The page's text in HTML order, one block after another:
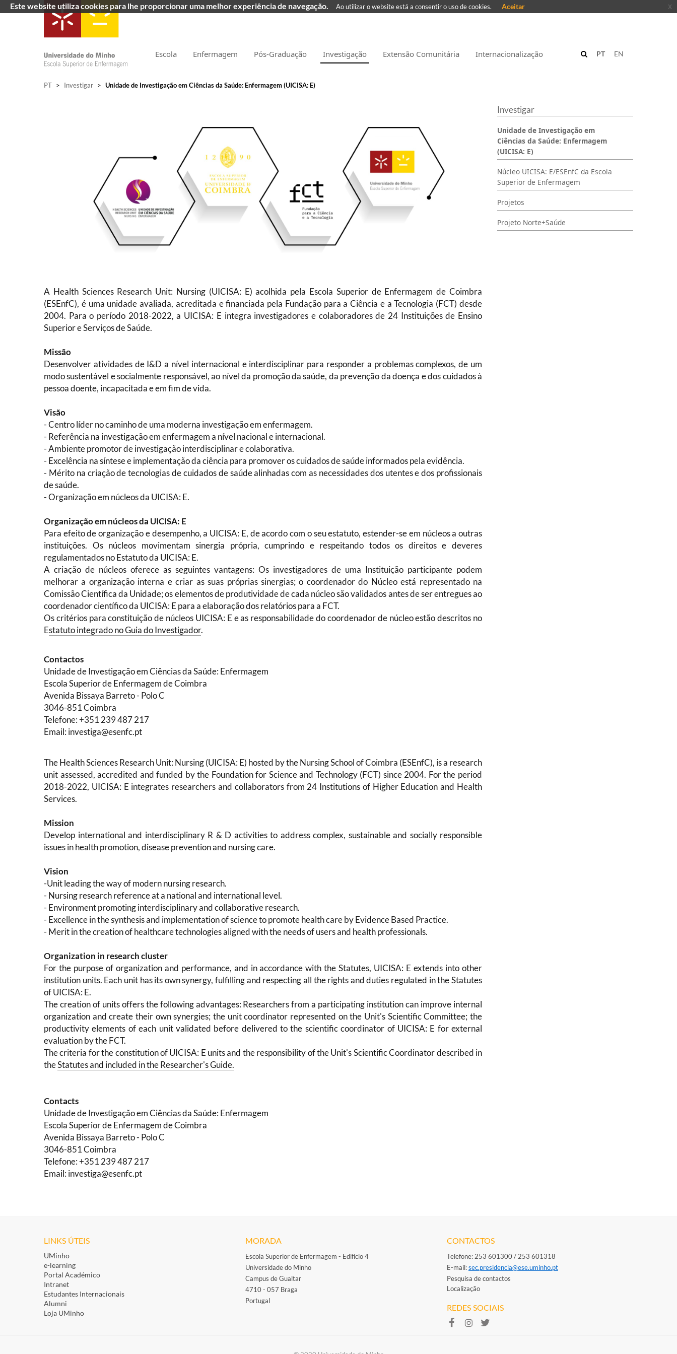
Escola Enfermagem Pós-Graduação Investigação Extensão Comunitária Internacionalização EN
PT
PT > Investigar > Unidade de Investigação em Ciências da Saúde: Enfermagem (UICISA: E)
A Health Sciences Research Unit: Nursing (UICISA: E) acolhida pela Escola Superior de Enfermagem de Coimbra
(ESEnfC), é uma unidade avaliada, acreditada e financiada pela Fundação para a Ciência e a Tecnologia (FCT) desde
2004. Para o período 2018-2022, a UICISA: E integra investigadores e colaboradores de 24 Instituições de Ensino
Superior e Serviços de Saúde.
Missão
Desenvolver atividades de I&D a nível internacional e interdisciplinar para responder a problemas complexos, de um
modo sustentável e socialmente responsável, ao nível da promoção da saúde, da prevenção da doença e dos cuidados à
pessoa doente, incapacitada e em fim de vida.
Visão
- Centro líder no caminho de uma moderna investigação em enfermagem.
- Referência na investigação em enfermagem a nível nacional e internacional.
- Ambiente promotor de investigação interdisciplinar e colaborativa.
- Excelência na síntese e implementação da ciência para promover os cuidados de saúde informados pela evidência.
- Mérito na criação de tecnologias de cuidados de saúde alinhadas com as necessidades dos utentes e dos profissionais
de saúde.
- Organização em núcleos da UICISA: E.
Organização em núcleos da UICISA: E
Para efeito de organização e desempenho, a UICISA: E, de acordo com o seu estatuto, estender-se em núcleos a outras
instituições. Os núcleos movimentam sinergia própria, cumprindo e respeitando todos os direitos e deveres
regulamentados no Estatuto da UICISA: E.
A criação de núcleos oferece as seguintes vantagens: Os investigadores de uma Instituição participante podem
melhorar a organização interna e criar as suas próprias sinergias; o coordenador do Núcleo está representado na
Comissão Científica da Unidade; os elementos de produtividade de cada núcleo são validados antes de ser entregues ao
coordenador científico da UICISA: E para a elaboração dos relatórios para a FCT.
Os critérios para constituição de núcleos UICISA: E e as responsabilidade do coordenador de núcleo estão descritos no
Estatuto integrado no Guia do Investigador.
Contactos
Unidade de Investigação em Ciências da Saúde: Enfermagem
Escola Superior de Enfermagem de Coimbra
Avenida Bissaya Barreto - Polo C
3046-851 Coimbra
Telefone: +351 239 487 217
Email: investiga@esenfc.pt
TheHealth Sciences Research Unit: Nursing (UICISA: E) hosted by the Nursing School of Coimbra (ESEnfC), is a research
unit assessed, accredited and funded by the Foundation for Science and Technology (FCT) since 2004. For the period
2018-2022, UICISA: E integrates researchers and collaborators from 24 Institutions of Higher Education and Health
Services.
Mission
Develop international and interdisciplinary R & D activities to address complex, sustainable and socially responsible
issues in health promotion, disease prevention and nursing care.
Vision
-Unit leading the way of modern nursing research.
- Nursing research reference at a national and international level.
- Environment promoting interdisciplinary and collaborative research.
- Excellence in the synthesis and implementation of science to promote health care by Evidence Based Practice.
- Merit in the creation of healthcare technologies aligned with the needs of users and health professionals.
Organization in research cluster
For the purpose of organization and performance, and in accordance with the Statutes, UICISA: E extends into other
institution units. Each unit has its own synergy, fulfilling and respecting all the rights and duties regulated in the Statutes
of UICISA: E.
The creation of units offers the following advantages: Researchers from a participating institution can improve internal
organization and create their own synergies; the unit coordinator represented on the Unit's Scientific Committee; the
productivity elements of each unit validated before delivered to the scientific coordinator of UICISA: E for external
evaluation by the FCT.
The criteria for the constitution of UICISA: E units and the responsibility of the Unit's Scientific Coordinator described in
theStatutes and included in the Researcher's Guide.
Contacts
Unidade de Investigação em Ciências da Saúde: Enfermagem
Escola Superior de Enfermagem de Coimbra
Avenida Bissaya Barreto - Polo C
3046-851 Coimbra
Telefone: +351 239 487 217
Email: investiga@esenfc.pt
Investigar
Unidade de Investigação em
Ciências da Saúde: Enfermagem
(UICISA: E)
Núcleo UICISA: E/ESEnfC da Escola
Superior de Enfermagem
Projetos
Projeto Norte+Saúde
LINKS ÚTEIS
UMinho
e-learning
Portal Académico
Intranet
Estudantes Inte​rnacionais
Alumni
Loja UMinho
MORADA
Escola Superior de Enfermagem - Edifício 4
Universidade do Minho
Campus de Gualtar
4710 - 057 Braga
Portugal
CONTACTOS
Telefone: 253 601300 / 253 601318
E-mail: ​sec.presidencia@ese.uminho.​pt
Pesquisa de contactos
Localização
REDES SOCIAIS
Este website utiliza cookies para lhe proporcionar uma melhor experiência de navegação. Ao utilizar o website está a consentir o uso de cookies. Aceitar x